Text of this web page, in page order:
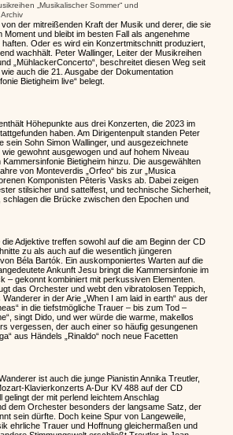
„Musikalischer Sommer“ und
Archiv
der mitreißenden Kraft der Musik und derer, die sie
Moment und bleibt im besten Fall als angenehme
Oder es wird ein Konzertmitschnitt produziert,
wachhält. Peter Wallinger, Leiter der Musikreihen
„MühlackerConcerto“, beschreitet diesen Weg seit
auch die 21. Ausgabe der Dokumentation
Bietigheim live“ belegt.
Höhepunkte aus drei Konzerten, die 2023 im
haben. Am Dirigentenpult standen Peter
sein Sohn Simon Wallinger, und ausgezeichnete
gewohnt ausgewogen und auf hohem Niveau
Bietigheim hinzu. Die ausgewählten
von Monteverdis „Orfeo“ bis zur „Musica
Komponisten Pēteris Vasks ab. Dabei zeigen
stilsicher und sattelfest, und technische Sicherheit,
schlagen die Brücke zwischen den Epochen und
Adjektive treffen sowohl auf die am Beginn der CD
zu als auch auf die wesentlich jüngeren
Béla Bartók. Ein auskomponiertes Warten auf die
Ankunft Jesu bringt die Kammersinfonie im
– gekonnt kombiniert mit perkussiven Elementen.
das Orchester und webt den vibratolosen Teppich,
in der Arie „When I am laid in earth“ aus der
in die tiefstmögliche Trauer – bis zum Tod –
singt Dido, und wer würde die warme, makellos
vergessen, der auch einer so häufig gesungenen
aus Händels „Rinaldo“ noch neue Facetten
ist auch die junge Pianistin Annika Treutler,
Klavierkonzerts A-Dur KV 488 auf der CD
gelingt der mit perlend leichtem Anschlag
dem Orchester besonders der langsame Satz, der
sein dürfte. Doch keine Spur von Langeweile,
ehrliche Trauer und Hoffnung gleichermaßen und